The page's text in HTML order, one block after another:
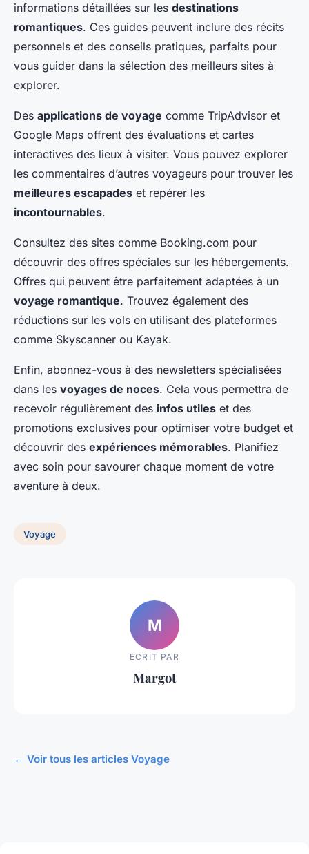
informations détaillées sur les destinations
romantiques. Ces guides peuvent inclure des récits
personnels et des conseils pratiques, parfaits pour
vous guider dans la sélection des meilleurs sites à
explorer.
Des applications de voyage comme TripAdvisor et
Google Maps offrent des évaluations et cartes
interactives des lieux à visiter. Vous pouvez explorer
les commentaires d’autres voyageurs pour trouver les
meilleures escapades et repérer les
incontournables.
Consultez des sites comme Booking.com pour
découvrir des offres spéciales sur les hébergements.
Offres qui peuvent être parfaitement adaptées à un
voyage romantique. Trouvez également des
réductions sur les vols en utilisant des plateformes
comme Skyscanner ou Kayak.
Enfin, abonnez-vous à des newsletters spécialisées
dans les voyages de noces. Cela vous permettra de
recevoir régulièrement des infos utiles et des
promotions exclusives pour optimiser votre budget et
découvrir des expériences mémorables. Planifiez
avec soin pour savourer chaque moment de votre
aventure à deux.
Voyage
M
ECRIT PAR
Margot
← Voir tous les articles Voyage